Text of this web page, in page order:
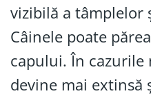
vizibilă a tâmplelor
Câinele poate
capului. În cazurile
devine mai extinsă